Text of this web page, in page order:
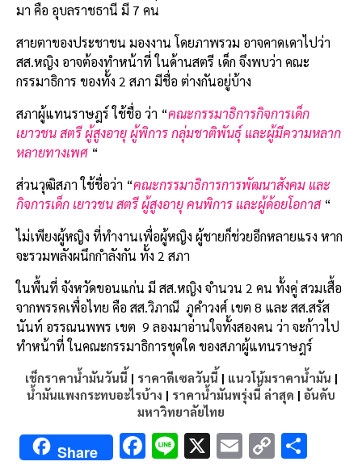
มา คือ อุบลราชธานี มี 7 คน
สายตาของประชาชน มองงาน โดยภาพรวม อาจคาดเดาไปว่า
สส.หญิง อาจต้องทำหน้าที่ ในด้านสตรี เด็ก จึงพบว่า คณะ
กรรมาธิการ ของทั้ง 2 สภา มีชื่อ ต่างกันอยู่บ้าง
สภาผู้แทนราษฎร์ ใช้ชื่อ ว่า “คณะกรรมาธิการกิจการเด็ก
เยาวชน สตรี ผู้สูงอายุ ผู้พิการ กลุ่มชาติพันธุ์ และผู้มีความหลาก
หลายทางเพศ “
ส่วนวุฒิสภา ใช้ชื่อว่า “คณะกรรมาธิการการพัฒนาสังคม และ
กิจการเด็ก เยาวชนสตรีผู้สูงอายุ คนพิการ และผู้ด้อยโอกาส “
ไม่เพียงผู้หญิง ที่ทำงานเพื่อผู้หญิง ผู้ชายก็ช่วยอีกหลายแรง หาก
จะรวมพลังผนึกกำลังกัน ทั้ง 2 สภา
ในพื้นที่ จังหวัดขอนแก่น มี สส.หญิง จำนวน 2 คน ทั้งคู่สวมเสื้อ
จากพรรคเพื่อไทย คือ สส.วิภาณ ภูคำวงศ์ เขต 8 และ สส.สรัส
นันท์ อรรณนพพร เขต 9 ลองมาอ่านใจทั้งสองคน ว่า จะก้าวไป
ทำหน้าที่ ในคณะกรรมาธิการชุดใด ของสภาผู้แทนราษฎร์
เช็กราคาน้ำมันวันนี้ | ราคาดีเซลวันนี้ | แนวโน้มราคาน้ำมัน |
น้ำมันแพงกระทบอะไรบ้าง | ราคาน้ำมันพรุ่งนี้ ล่าสุด | อันดับ
มหาวิทยาลัยไทย
Share F Li X E C